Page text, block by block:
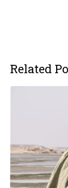
Related